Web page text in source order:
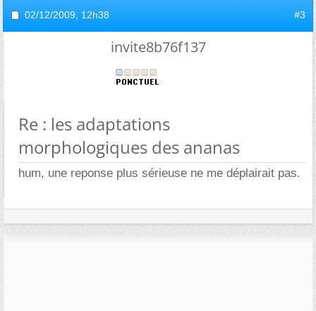
02/12/2009, 12h38 #3
invite8b76f137
Re : les adaptations
morphologiques des ananas
hum, une reponse plus sérieuse ne me déplairait pas.